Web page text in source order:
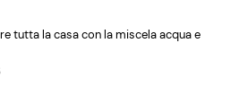
tutta la casa con la miscela acqua e